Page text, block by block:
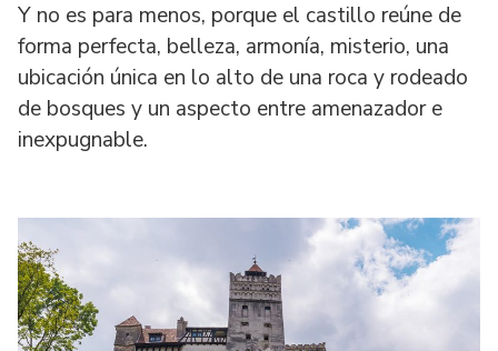
Y no es para menos, porque el castillo reúne de
forma perfecta, belleza, armonía, misterio, una
ubicación única en lo alto de una roca y rodeado
de bosques y un aspecto entre amenazador e
inexpugnable.